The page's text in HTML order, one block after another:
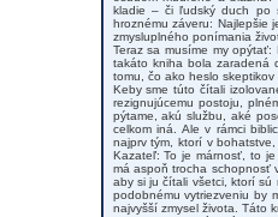
kladie – či ľudský duch po
hroznému záveru:
zmysluplného ponímania
Teraz sa musíme my
takáto kniha bola zaradená
tomu, čo ako heslo skeptikov
Keby sme túto čítali
rezignujúcemu postoju,
pýtame, akú službu, aké
celkom iná. Ale v rámci
najprv tým, ktorí v
Kazateľ: To je márnosť, to
má aspoň trocha schopnosť
aby si ju čítali všetci, ktorí sú
podobnému vytriezveniu by
najvyšší zmysel života. Táto